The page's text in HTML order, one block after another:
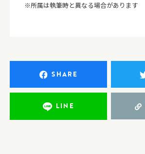
※所属は執筆時と異なる場合があります
SHARE
LINE